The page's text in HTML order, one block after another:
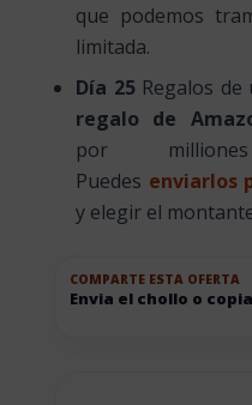
que podemos
limitada.
Día 25Regalos de
regalo de
por
Puedes enviarlos
y elegir el
COMPARTE ESTA OFERTA
Envia el chollo o